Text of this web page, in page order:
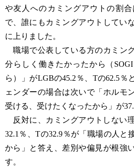
や友人へのカミングアウトの割
で、誰にもカミングアウトしてい
に上りました。
職場で公表している方のカミン
分らしく働きたかったから（
ら）」がLGBの45.2％、Tの62.5％
ェンダーの場合は次いで「ホルモ
受ける、受けたくなったから」が
反対に、カミングアウトしない
32.1％、Tの32.9％が「職場の人と
から」と答え、差別や偏見が根強
す。